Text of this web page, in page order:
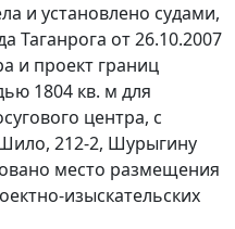
и установлено судами,
Таганрога от 26.10.2007
и проект границ
1804 кв. м для
центра, с
212-2, Шурыгину
место размещения
изыскательских